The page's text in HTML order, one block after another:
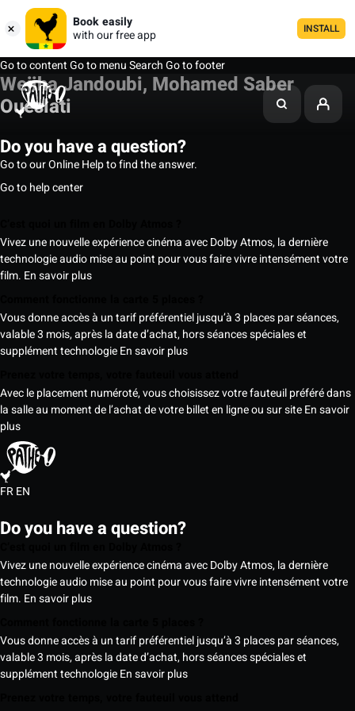
Book easily
with our free app
INSTALL
Go to contentGo to menuSearchGo to footer
Wejiha Jandoubi, Mohamed Saber
Oueslati
Do you have a question?
Go to our Online Help to find the answer.
Go to help center
Vivez une nouvelle expérience cinéma avec Dolby Atmos, la dernière
technologie audio mise au point pour vous faire vivre intensément votre
film. En savoir plus
Vous donne accès à un tarif préférentiel jusqu’à 3 places par séances,
valable 3 mois, après la date d’achat, hors séances spéciales et
supplément technologieEn savoir plus
Avec le placement numéroté, vous choisissez votre fauteuil préféré dans
la salle au moment de l’achat de votre billet en ligne ou sur siteEn savoir
plus
FREN
Do you have a question?
Vivez une nouvelle expérience cinéma avec Dolby Atmos, la dernière
technologie audio mise au point pour vous faire vivre intensément votre
film. En savoir plus
Vous donne accès à un tarif préférentiel jusqu’à 3 places par séances,
valable 3 mois, après la date d’achat, hors séances spéciales et
supplément technologieEn savoir plus